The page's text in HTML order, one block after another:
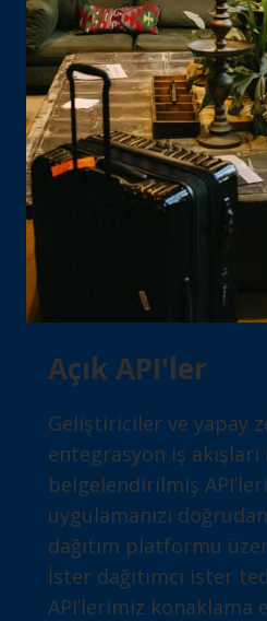
Açık API'ler
Geliştiriciler ve yapay
entegrasyon iş akışları
belgelendirilmiş
uygulamanızı
dağıtım platformu
İster dağıtımcı ister
API’lerimiz konaklama